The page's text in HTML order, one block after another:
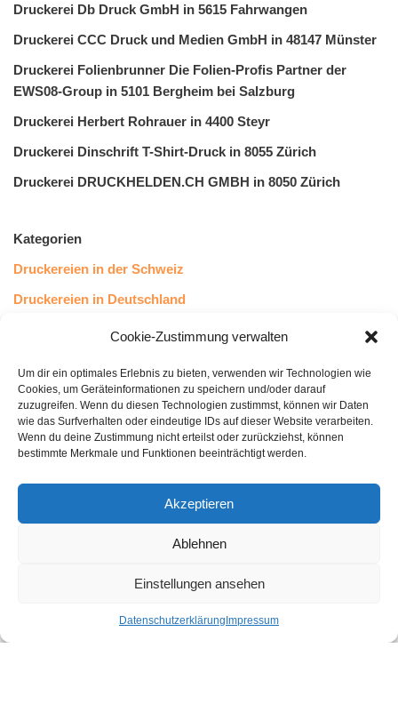
Cookie-Zustimmung verwalten
Um dir ein optimales Erlebnis zu bieten, verwenden wir Technologien wie
Cookies, um Geräteinformationen zu speichern und/oder darauf
zuzugreifen. Wenn du diesen Technologien zustimmst, können wir Daten
wie das Surfverhalten oder eindeutige IDs auf dieser Website verarbeiten.
Wenn du deine Zustimmung nicht erteilst oder zurückziehst, können
bestimmte Merkmale und Funktionen beeinträchtigt werden.
Akzeptieren
Ablehnen
Einstellungen ansehen
Datenschutzerklärung Impressum
Druckerei Db Druck GmbH in 5615 Fahrwangen
Druckerei CCC Druck und Medien GmbH in 48147 Münster
Druckerei Folienbrunner Die Folien-Profis Partner der
EWS08-Group in 5101 Bergheim bei Salzburg
Druckerei Herbert Rohrauer in 4400 Steyr
Druckerei Dinschrift T-Shirt-Druck in 8055 Zürich
Druckerei DRUCKHELDEN.CH GMBH in 8050 Zürich
Kategorien
Druckereien in der Schweiz
Druckereien in Deutschland
Druckereien in Österreich
Kundenstimmen
43Leserstimmen